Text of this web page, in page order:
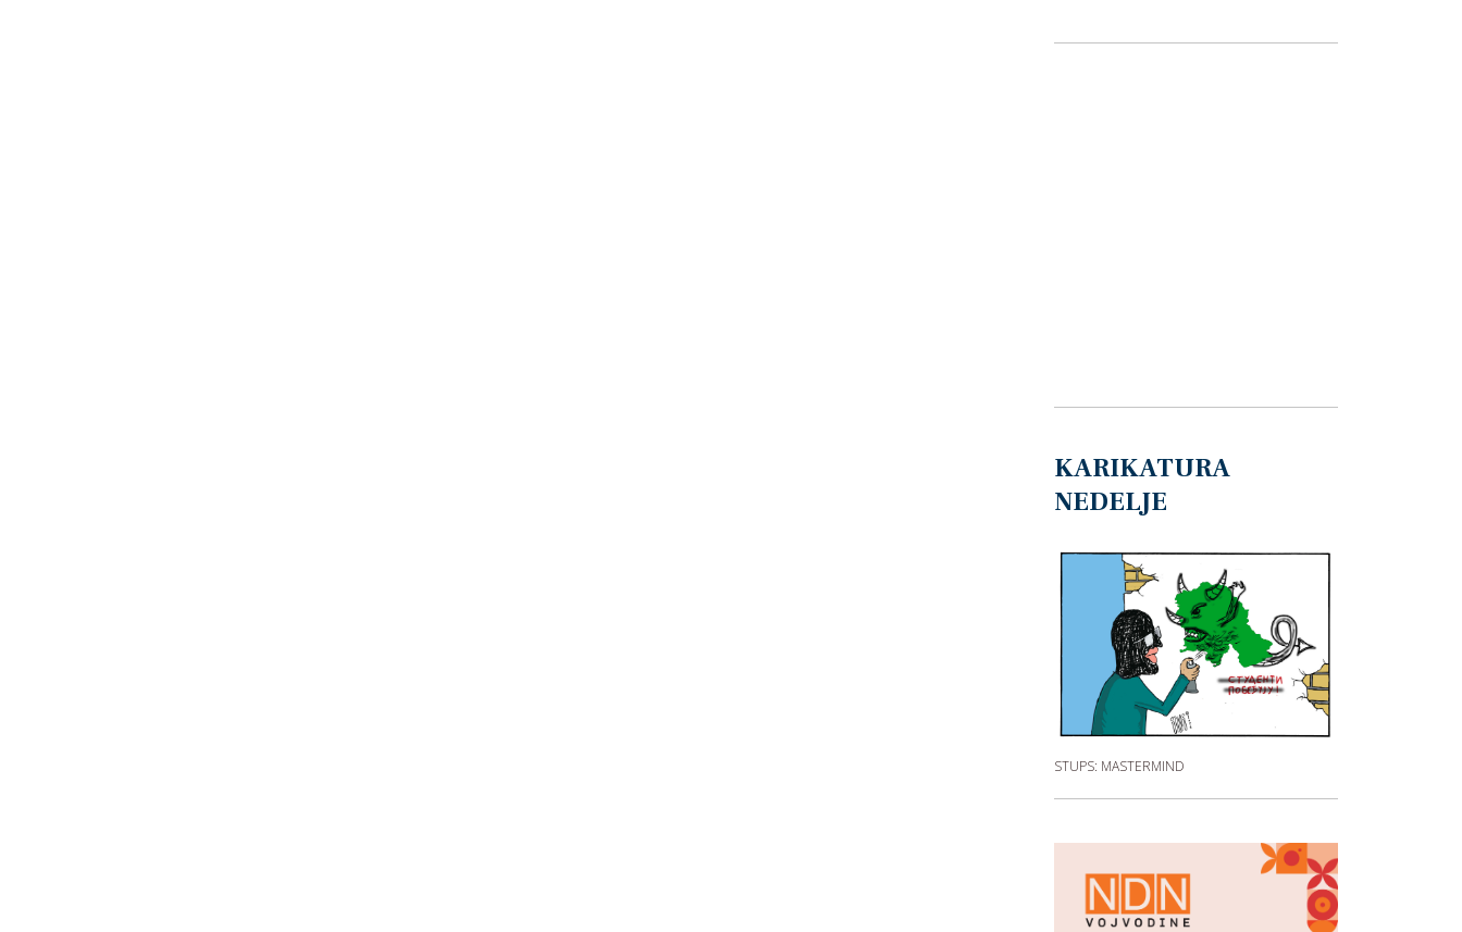
KARIKATURA
NEDELJE
STUPS: MASTERMIND